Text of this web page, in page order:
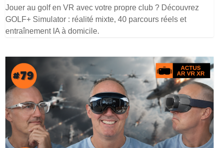
Jouer au golf en VR avec votre propre club ? Découvrez
GOLF+ Simulator : réalité mixte, 40 parcours réels et
entraînement IA à domicile.